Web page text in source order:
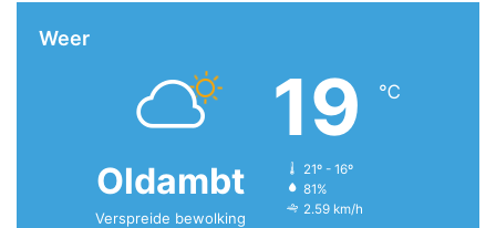
Weer
Oldambt
Verspreide bewolking
19 ℃
21º - 16º
81%
2.59 km/h